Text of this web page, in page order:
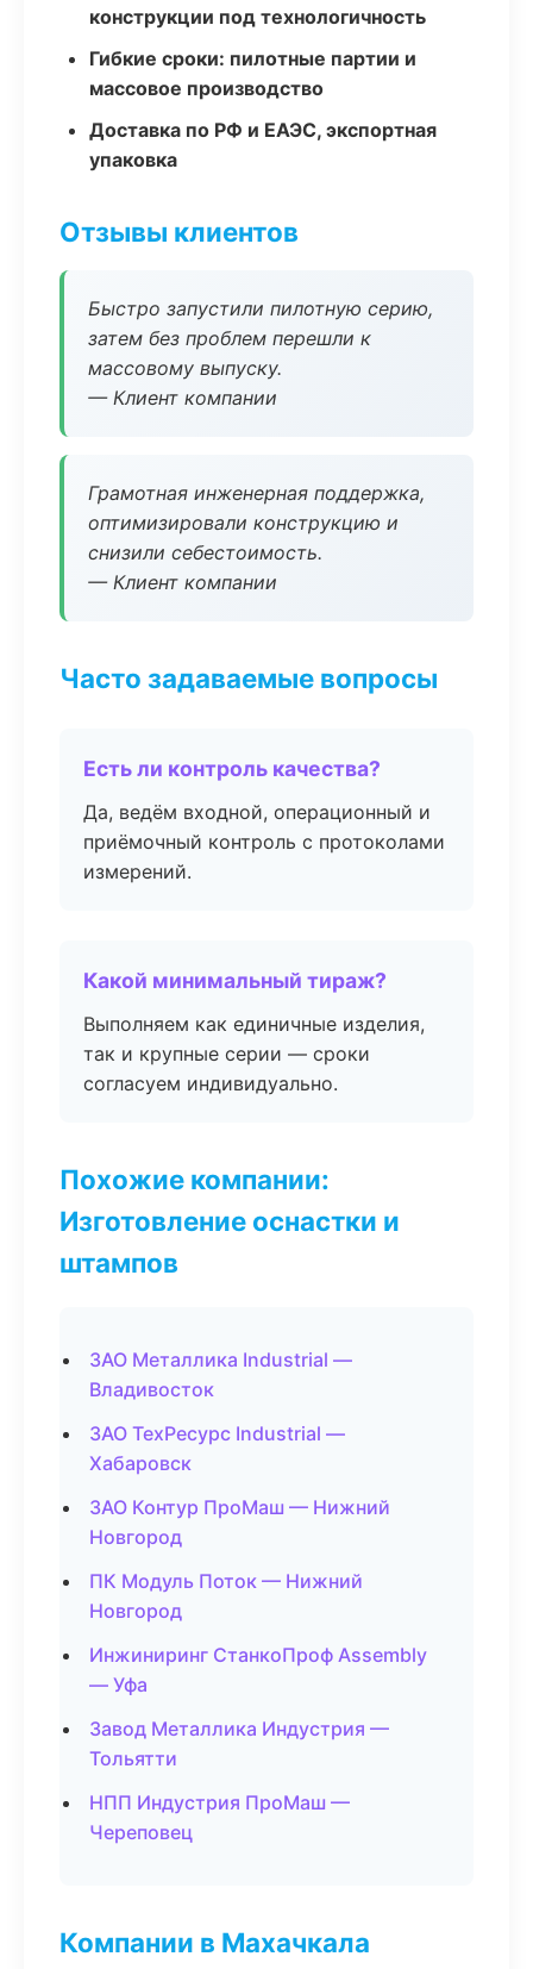
конструкции под технологичность
Гибкие сроки: пилотные партии и
массовое производство
Доставка по РФ и ЕАЭС, экспортная
упаковка
Отзывы клиентов
Быстро запустили пилотную серию,
затем без проблем перешли к
массовому выпуску.
— Клиент компании
Грамотная инженерная поддержка,
оптимизировали конструкцию и
снизили себестоимость.
— Клиент компании
Часто задаваемые вопросы
Есть ли контроль качества?
Да, ведём входной, операционный и
приёмочный контроль с протоколами
измерений.
Какой минимальный тираж?
Выполняем как единичные изделия,
так и крупные серии — сроки
согласуем индивидуально.
Похожие компании:
Изготовление оснастки и
штампов
ЗАО Металлика Industrial —
Владивосток
ЗАО ТехРесурс Industrial —
Хабаровск
ЗАО Контур ПроМаш — Нижний
Новгород
ПК Модуль Поток — Нижний
Новгород
Инжиниринг СтанкоПроф Assembly
— Уфа
Завод Металлика Индустрия —
Тольятти
НПП Индустрия ПроМаш —
Череповец
Компании в Махачкала